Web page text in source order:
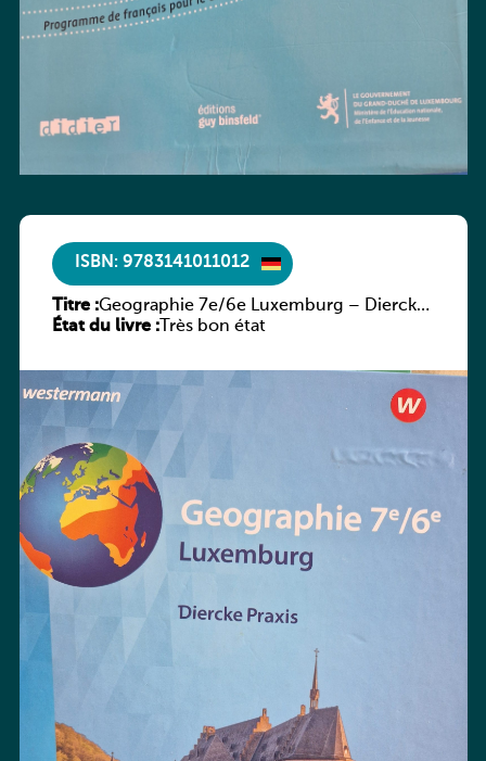
ISBN: 9783141011012
Titre :Geographie 7e/6e Luxemburg – Diercke
Praxis
État du livre :Très bon état